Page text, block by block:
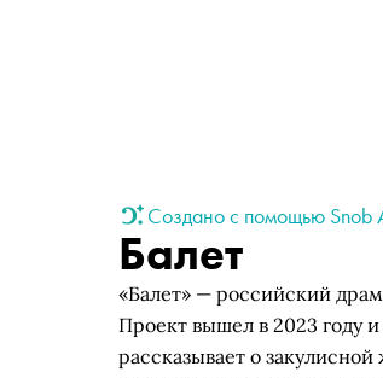
Создано с помощью Snob
Балет
«Балет» — российский
Проект вышел в 2023 году
рассказывает о